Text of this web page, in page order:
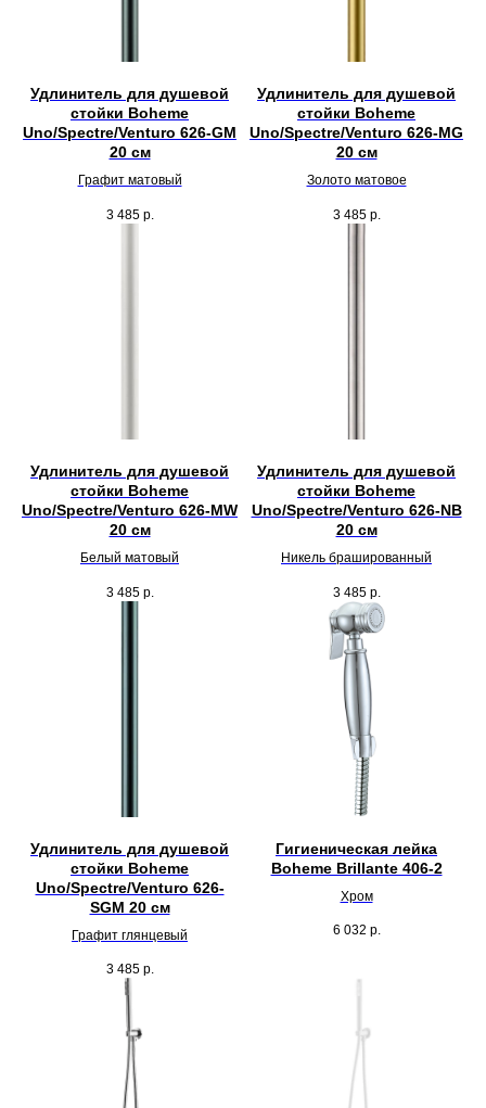
Удлинитель для душевой
стойки Boheme
Uno/Spectre/Venturo 626-GM
20 см
Графит матовый
3 485 р.
Удлинитель для душевой
стойки Boheme
Uno/Spectre/Venturo 626-MG
20 см
Золото матовое
3 485 р.
Удлинитель для душевой
стойки Boheme
Uno/Spectre/Venturo 626-MW
20 см
Белый матовый
3 485 р.
Удлинитель для душевой
стойки Boheme
Uno/Spectre/Venturo 626-NB
20 см
Никель брашированный
3 485 р.
Удлинитель для душевой
стойки Boheme
Uno/Spectre/Venturo 626-
SGM 20 см
Графит глянцевый
3 485 р.
Гигиеническая лейка
Boheme Brillante 406-2
Хром
6 032 р.